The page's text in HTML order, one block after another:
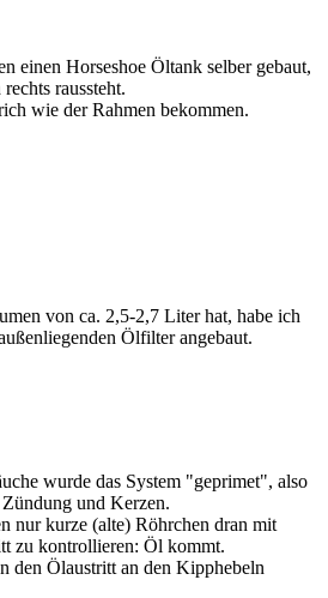
einen Horseshoe Öltank selber gebaut,
raussteht.
wie der Rahmen bekommen.
von ca. 2,5-2,7 Liter hat, habe ich
Ölfilter angebaut.
wurde das System "geprimet", also
und Kerzen.
nur kurze (alte) Röhrchen dran mit
zu kontrollieren: Öl kommt.
den Ölaustritt an den Kipphebeln